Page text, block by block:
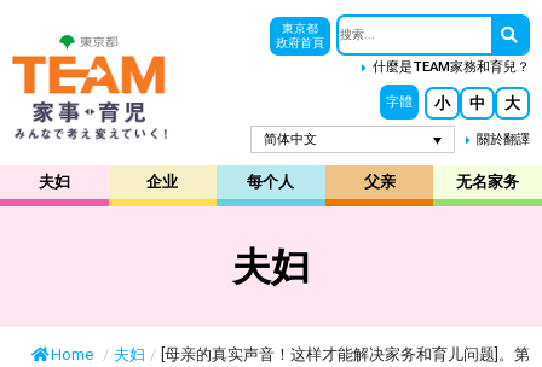
東京都
政府首頁
什麼是TEAM家務和育兒？
字體 小 中 大
简体中文 關於翻譯
夫妇 企业 每个人 父亲 无名家务
夫妇
Home / 夫妇 / [母亲的真实声音！这样才能解决家务和育儿问题]。第